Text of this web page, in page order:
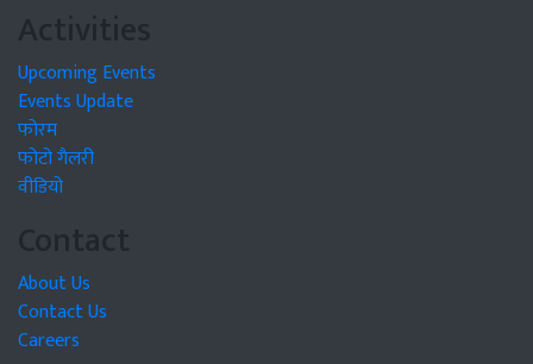
Activities
Upcoming Events
Events Update
फोरम
फोटो गैलरी
वीडियो
Contact
About Us
Contact Us
Careers